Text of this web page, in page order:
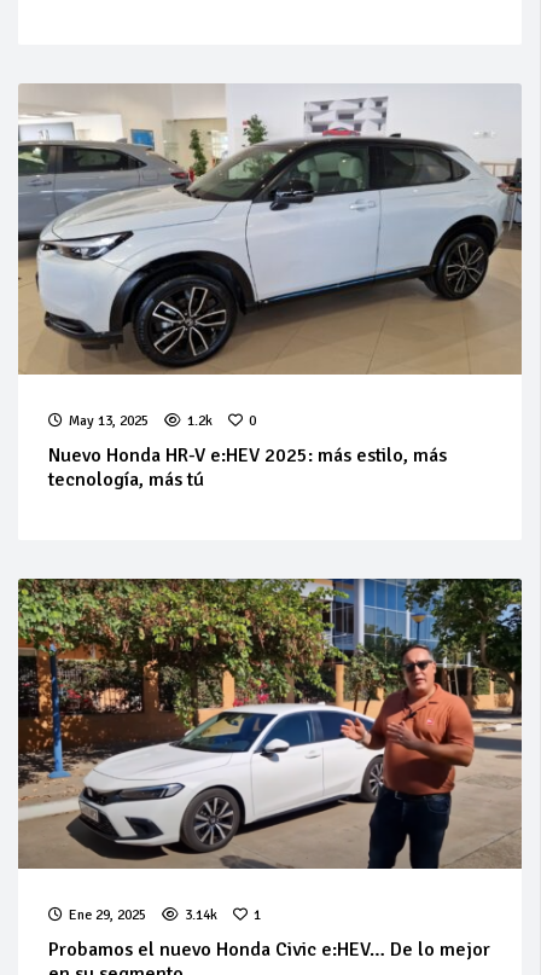
May 13, 2025 1.2k 0
Nuevo Honda HR-V e:HEV 2025: más estilo, más
tecnología, más tú
Ene 29, 2025 3.14k 1
Probamos el nuevo Honda Civic e:HEV… De lo mejor